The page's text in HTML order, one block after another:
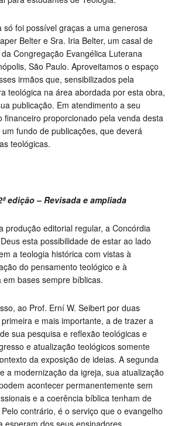
só foi possível graças a uma generosa
Belter e Sra. Iria Belter, um casal de
Congregação Evangélica Luterana
São Paulo. Aproveitamos o espaço
irmãos que, sensibilizados pela
teológica na área abordada por esta obra,
publicação. Em atendimento a seu
financeiro proporcionado pela venda desta
fundo de publicações, que deverá
teológicas.
edição – Revisada e ampliada
produção editorial regular, a Concórdia
esta possibilidade de estar ao lado
a teologia histórica com vistas à
do pensamento teológico e à
bases sempre bíblicas.
ao Prof. Erní W. Seibert por duas
e mais importante, a de trazer a
sua pesquisa e reflexão teológicas e
e atualização teológicos somente
da exposição de ideias. A segunda
a modernização da igreja, sua atualização
acontecer permanentemente sem
e a coerência bíblica tenham de
contrário, é o serviço que o evangelho